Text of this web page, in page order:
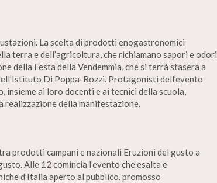
La scelta di prodotti enogastronomici
terra e dell’agricoltura, che richiamano sapori e odori
della Festa della Vendemmia, che si terrà stasera a
Di Poppa-Rozzi. Protagonisti dell’evento
insieme ai loro docenti e ai tecnici della scuola,
realizzazione della manifestazione.
prodotti campani e nazionali Eruzioni del gusto a
Alle 12 comincia l’evento che esalta e
d’Italia aperto al pubblico. promosso